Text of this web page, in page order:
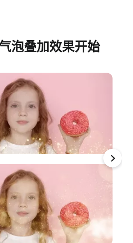
泡叠加效果开始
传媒体以使用